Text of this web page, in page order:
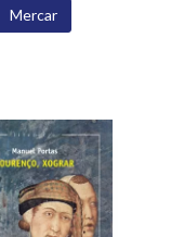
Mercar